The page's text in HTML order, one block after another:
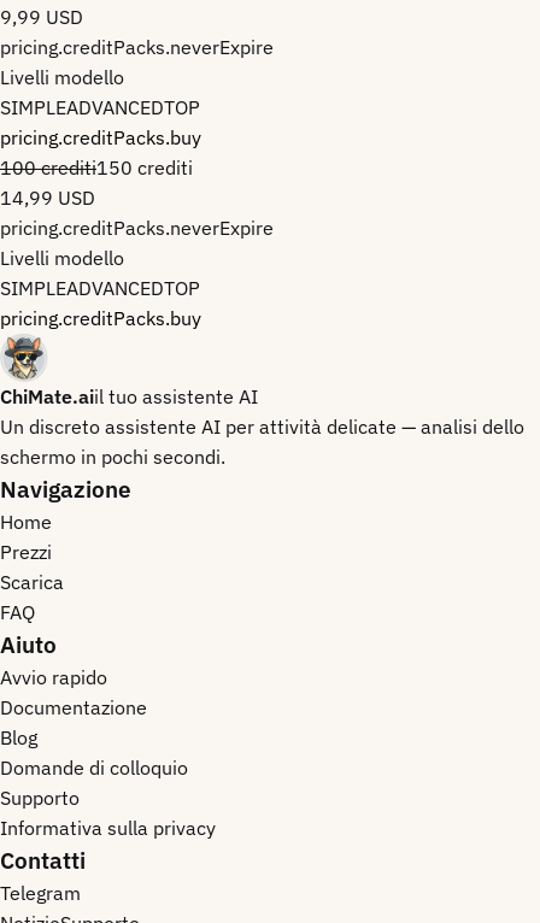
9,99 USD
pricing.creditPacks.neverExpire
Livelli modello
SIMPLEADVANCEDTOP
pricing.creditPacks.buy
100 crediti150 crediti
14,99 USD
pricing.creditPacks.neverExpire
Livelli modello
SIMPLEADVANCEDTOP
pricing.creditPacks.buy
ChiMate.aiil tuo assistente AI
Un discreto assistente AI per attività delicate — analisi dello
schermo in pochi secondi.
Navigazione
Home
Prezzi
Scarica
FAQ
Aiuto
Avvio rapido
Documentazione
Blog
Domande di colloquio
Supporto
Informativa sulla privacy
Contatti
Telegram